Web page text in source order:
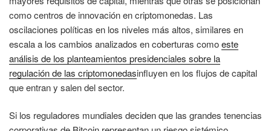
como centros de innovación en criptomonedas. Las
oscilaciones políticas en los niveles más altos, similares en
escala a los cambios analizados en coberturas comoeste
análisis de los planteamientos presidenciales sobre la
regulación de las criptomonedasinfluyen en los flujos de capital
que entran y salen del sector.
Si los reguladores mundiales deciden que las grandes tenencias